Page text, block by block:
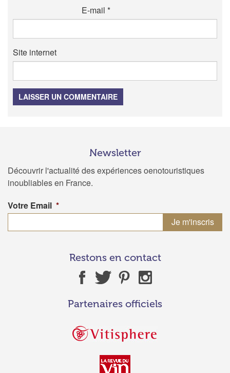
E-mail *
Site internet
LAISSER UN COMMENTAIRE
Newsletter
Découvrir l'actualité des expériences oenotouristiques
inoubliables en France.
Votre Email *
Restons en contact
Partenaires officiels